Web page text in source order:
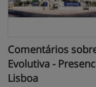
Comentários
Evolutiva -
Lisboa